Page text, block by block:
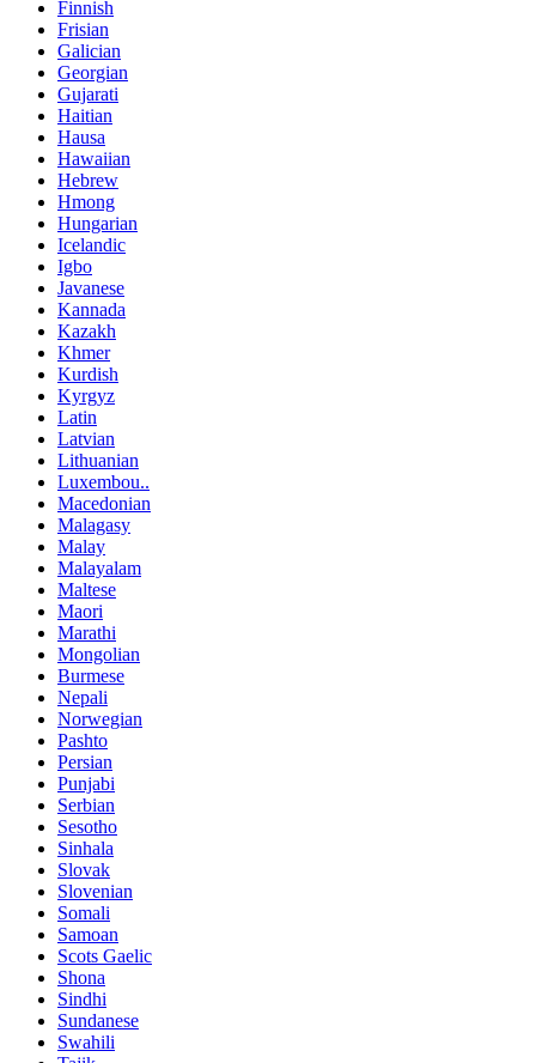
Finnish
Frisian
Galician
Georgian
Gujarati
Haitian
Hausa
Hawaiian
Hebrew
Hmong
Hungarian
Icelandic
Igbo
Javanese
Kannada
Kazakh
Khmer
Kurdish
Kyrgyz
Latin
Latvian
Lithuanian
Luxembou..
Macedonian
Malagasy
Malay
Malayalam
Maltese
Maori
Marathi
Mongolian
Burmese
Nepali
Norwegian
Pashto
Persian
Punjabi
Serbian
Sesotho
Sinhala
Slovak
Slovenian
Somali
Samoan
Scots Gaelic
Shona
Sindhi
Sundanese
Swahili